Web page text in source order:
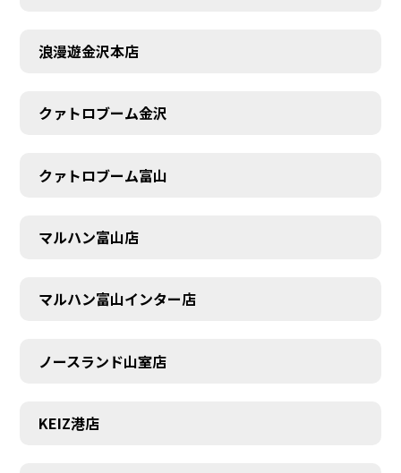
浪漫遊金沢本店
クァトロブーム金沢
クァトロブーム富山
マルハン富山店
マルハン富山インター店
ノースランド山室店
KEIZ港店